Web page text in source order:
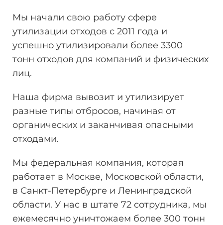
Мы начали свою работу сфере
утилизации отходов с 2011 года и
успешно утилизировали более 3300
тонн отходов для компаний и физических
лиц.
Наша фирма вывозит и утилизирует
разные типы отбросов, начиная от
органических и заканчивая опасными
отходами.
Мы федеральная компания, которая
работает в Москве, Московской области,
в Санкт-Петербурге и Ленинградской
области. У нас в штате 72 сотрудника, мы
ежемесячно уничтожаем более 300 тонн